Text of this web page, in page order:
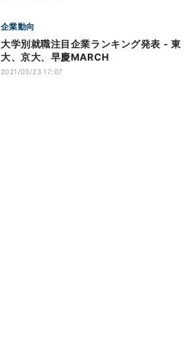
企業動向
大学別就職注目企業ランキング発表 - 東
大、京大、早慶MARCH
2021/03/23 17:07